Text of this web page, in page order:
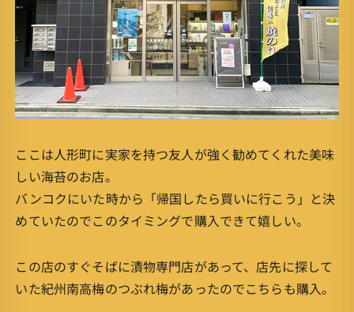
ここは人形町に実家を持つ友人が強く勧めてくれた美味
しい海苔のお店。
バンコクにいた時から「帰国したら買いに行こう」と決
めていたのでこのタイミングで購入できて嬉しい。
この店のすぐそばに漬物専門店があって、店先に探して
いた紀州南高梅のつぶれ梅があったのでこちらも購入。